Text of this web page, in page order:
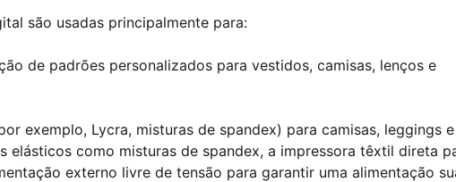
são usadas principalmente para:
de padrões personalizados para vestidos, camisas, lenços e
exemplo, Lycra, misturas de spandex) para camisas, leggings e
elásticos como misturas de spandex, a impressora têxtil direta
externo livre de tensão para garantir uma alimentação